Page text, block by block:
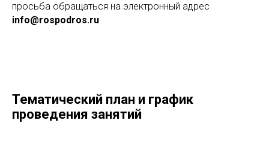
просьба обращаться на электронный адрес
info@rospodros.ru
Тематический план и график
проведения занятий